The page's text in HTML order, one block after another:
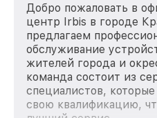
Добро пожаловать в
центр Irbis в городе
предлагаем
обслуживание
жителей города и
команда состоит из
специалистов,
свою квалификацию,